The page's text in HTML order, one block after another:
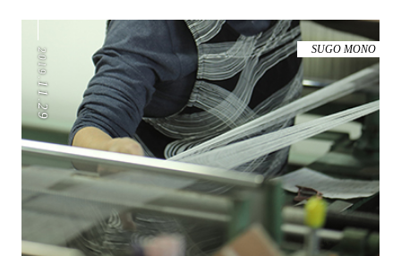
2019
.
11
.
29
SUGO MONO